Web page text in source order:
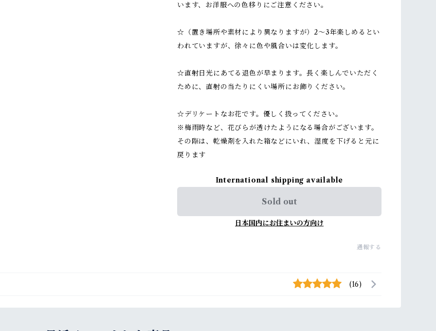
います、お洋服への色移りにご注意ください。
☆（置き場所や素材により異なりますが）2～3年楽しめるとい
われていますが、徐々に色や風合いは変化します。
☆直射日光にあてる退色が早まります。長く楽しんでいただく
ために、直射の当たりにくい場所にお飾りください。
☆デリケートなお花です。優しく扱ってください。
※梅雨時など、花びらが透けたようになる場合がございます。
その際は、乾燥剤を入れた箱などにいれ、湿度を下げると元に
戻ります
International shipping available
Sold out
日本国内にお住まいの方向け
通報する
(16)